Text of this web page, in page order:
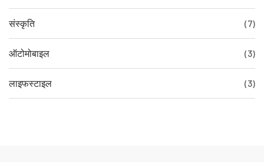
संस्कृति (7)
ऑटोमोबाइल (3)
लाइफस्टाइल (3)